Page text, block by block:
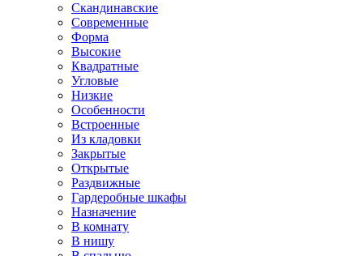
Скандинавские
Современные
Форма
Высокие
Квадратные
Угловые
Низкие
Особенности
Встроенные
Из кладовки
Закрытые
Открытые
Раздвижные
Гардеробные шкафы
Назначение
В комнату
В нишу